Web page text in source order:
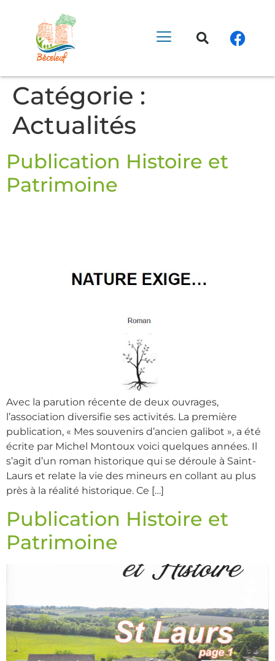
Catégorie :
Actualités
Publication Histoire et
Patrimoine
Avec la parution récente de deux ouvrages,
l’association diversifie ses activités. La première
publication, « Mes souvenirs d’ancien galibot », a été
écrite par Michel Montoux voici quelques années. Il
s’agit d’un roman historique qui se déroule à Saint-
Laurs et relate la vie des mineurs en collant au plus
près à la réalité historique. Ce […]
Publication Histoire et
Patrimoine